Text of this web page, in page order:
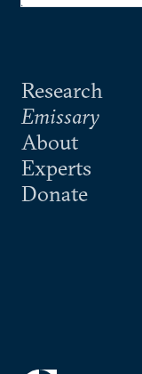
Research
Emissary
About
Experts
Donate